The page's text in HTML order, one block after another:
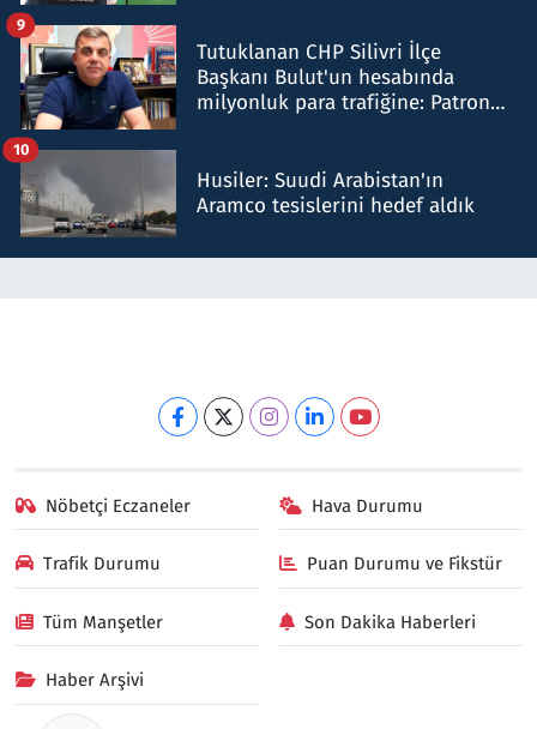
Tutuklanan CHP Silivri İlçe
Başkanı Bulut'un hesabında
milyonluk para trafiğine: Patron
9
Husiler: Suudi Arabistan'ın
Aramco tesislerini hedef aldık
10
Nöbetçi Eczaneler Hava Durumu
Trafik Durumu Puan Durumu ve Fikstür
Tüm Manşetler Son Dakika Haberleri
Haber Arşivi